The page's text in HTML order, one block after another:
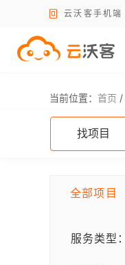
云沃客手机端
当前位置： 首页 /
找项目
全部项目
服务类型：